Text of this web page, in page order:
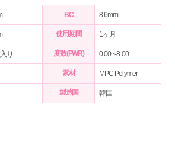
BC 8.6mm
使用期間 1ヶ月
り 度数(PWR) 0.00~-8.00
素材 MPC Polymer
製造国 韓国